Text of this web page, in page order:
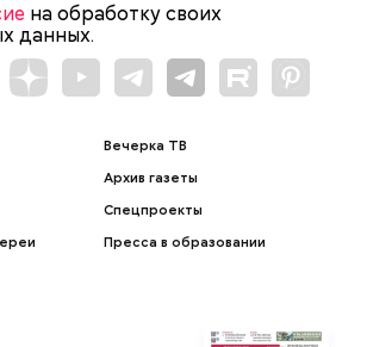
на обработку своих
данных.
Вечерка ТВ
Архив газеты
Спецпроекты
Пресса в образовании